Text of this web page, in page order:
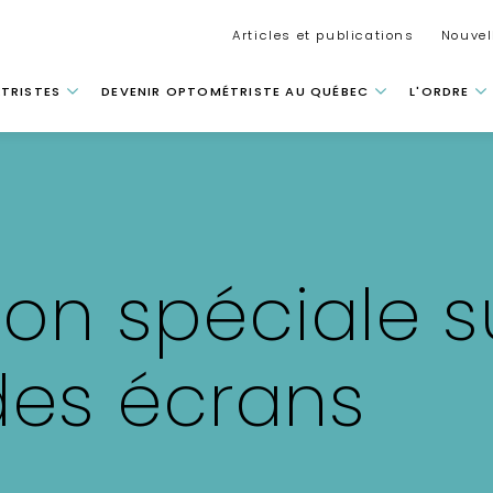
Articles et publications
principale
DEVENIR OPTOMÉTRISTE AU QUÉBEC L'ORDRE
spéciale
écrans